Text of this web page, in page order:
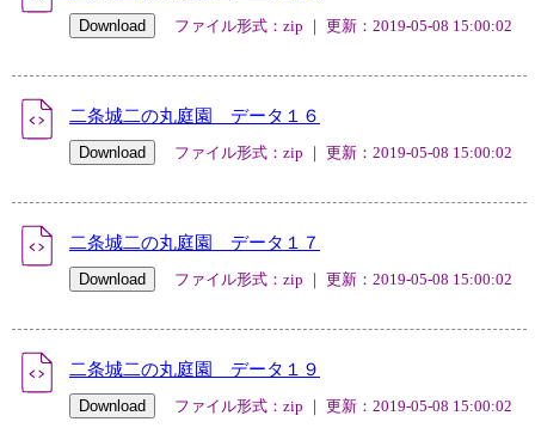
ファイル形式：zip ｜ 更新：2019-05-08 15:00:02
二条城二の丸庭園 データ１６
ファイル形式：zip ｜ 更新：2019-05-08 15:00:02
二条城二の丸庭園 データ１７
ファイル形式：zip ｜ 更新：2019-05-08 15:00:02
二条城二の丸庭園 データ１９
ファイル形式：zip ｜ 更新：2019-05-08 15:00:02